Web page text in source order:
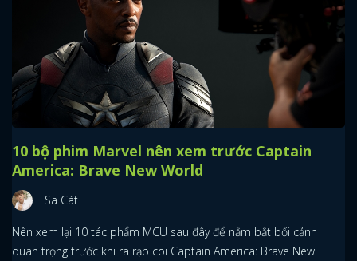
10 bộ phim Marvel nên xem trước Captain
America: Brave New World
Sa Cát
Nên xem lại 10 tác phẩm MCU sau đây để nắm bắt bối cảnh
quan trọng trước khi ra rạp coi Captain America: Brave New